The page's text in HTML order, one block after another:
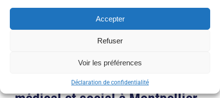
Accepter
Refuser
Voir les préférences
Déclaration de confidentialité
Missions d’intérim dans le